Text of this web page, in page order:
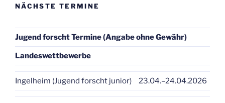
NÄCHSTE TERMINE
Jugend forscht Termine (Angabe ohne Gewähr)
Landeswettbewerbe
Ingelheim (Jugend forscht junior) 23.04.–24.04.2026